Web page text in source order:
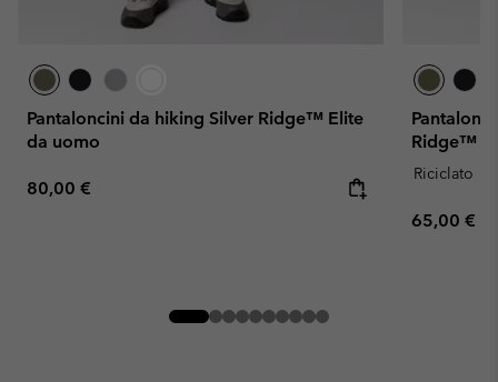
Pantaloncini da hiking Silver Ridge™ Elite
da uomo
Regular price:
80,00 €
Ridge™
Riciclato
Regular
65,00 €